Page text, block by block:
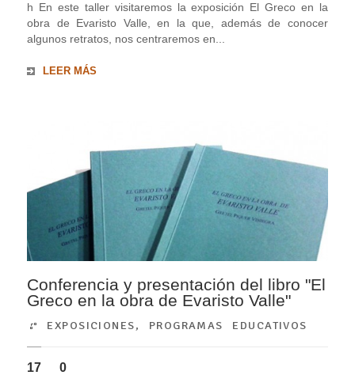
h En este taller visitaremos la exposición El Greco en la
obra de Evaristo Valle, en la que, además de conocer
algunos retratos, nos centraremos en...
LEER MÁS
Conferencia y presentación del libro "El
Greco en la obra de Evaristo Valle"
EXPOSICIONES, PROGRAMAS EDUCATIVOS
17 0